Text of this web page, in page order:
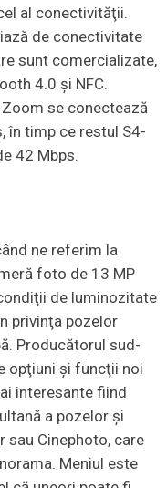
al conectivităţii.
de conectivitate
sunt comercializate,
4.0 şi NFC.
se conectează
în timp ce restul S4-
42 Mbps.
ne referim la
foto de 13 MP
de luminozitate
privinţa pozelor
Producătorul sud-
opţiuni şi funcţii noi
interesante fiind
a pozelor şi
sau Cinephoto, care
Meniul este